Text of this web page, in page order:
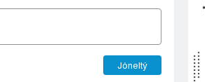
Jóneltý